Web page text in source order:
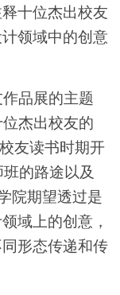
十位杰出校友
领域中的创意
作品展的主题
位杰出校友的
友读书时期开
的路途以及
院期望透过是
域上的创意，
形态传递和传